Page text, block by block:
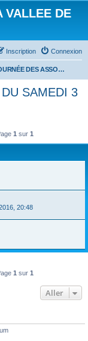
VALLEE DE
Connexion
Inscription
JOURNÉE DES ASSOCIATIONS DU SAMEDI 3 SEPTEMBRE 2016
SAMEDI 3
1 sur 1
20:48
1 sur 1
Aller